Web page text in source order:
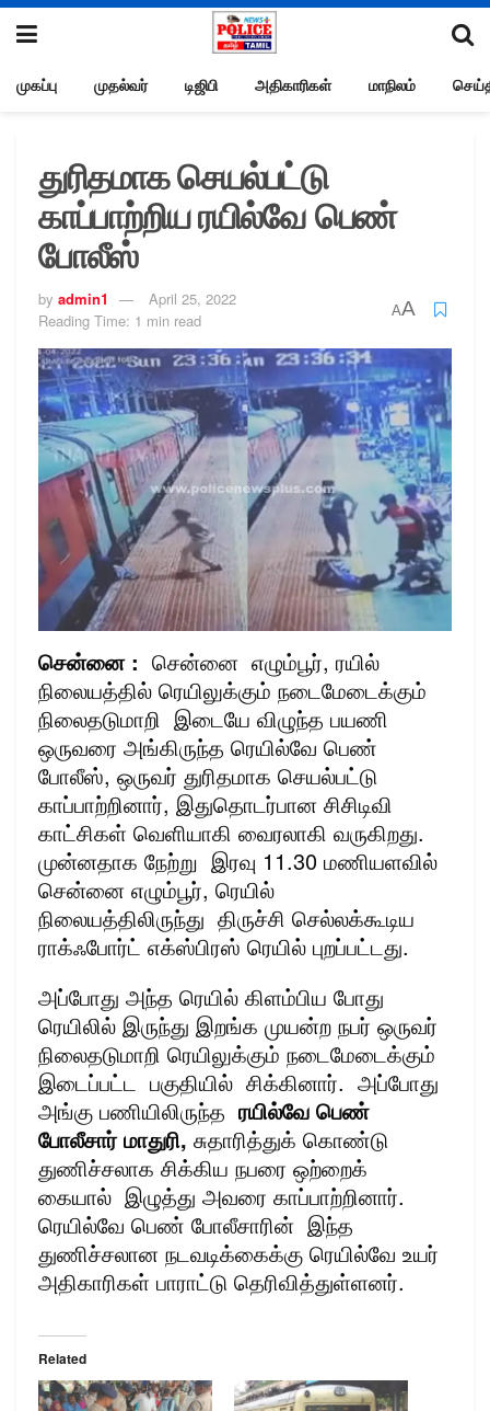
முகப்பு முதல்வர் டிஜிபி அதிகாரிகள் மாநிலம்
துரிதமாக செயல்பட்டு
காப்பாற்றிய ரயில்வே பெண்
போலீஸ்
by admin1
April 25, 2022
Reading Time: 1 min read
AA
சென்னை : சென்னை எழும்பூர், ரயில்
நிலையத்தில் ரெயிலுக்கும் நடைமேடைக்கும்
நிலைதடுமாறி இடையே விழுந்த பயணி
ஒருவரை அங்கிருந்த ரெயில்வே பெண்
போலீஸ், ஒருவர் துரிதமாக செயல்பட்டு
காப்பாற்றினார், இதுதொடர்பான சிசிடிவி
காட்சிகள் வெளியாகி வைரலாகி வருகிறது.
முன்னதாக நேற்று இரவு 11.30 மணியளவில்
சென்னை எழும்பூர், ரெயில்
நிலையத்திலிருந்து திருச்சி செல்லக்கூடிய
ராக்ஃபோர்ட் எக்ஸ்பிரஸ் ரெயில் புறப்பட்டது.
அப்போது அந்த ரெயில் கிளம்பிய போது
ரெயிலில் இருந்து இறங்க முயன்ற நபர் ஒருவர்
நிலைதடுமாறி ரெயிலுக்கும் நடைமேடைக்கும்
இடைப்பட்ட பகுதியில் சிக்கினார். அப்போது
அங்கு பணியிலிருந்த ரயில்வே பெண்
போலீசார் மாதுரி, சுதாரித்துக் கொண்டு
துணிச்சலாக சிக்கிய நபரை ஒற்றைக்
கையால் இழுத்து அவரை காப்பாற்றினார்.
ரெயில்வே பெண் போலீசாரின் இந்த
துணிச்சலான நடவடிக்கைக்கு ரெயில்வே உயர்
அதிகாரிகள் பாராட்டு தெரிவித்துள்ளனர்.
Related